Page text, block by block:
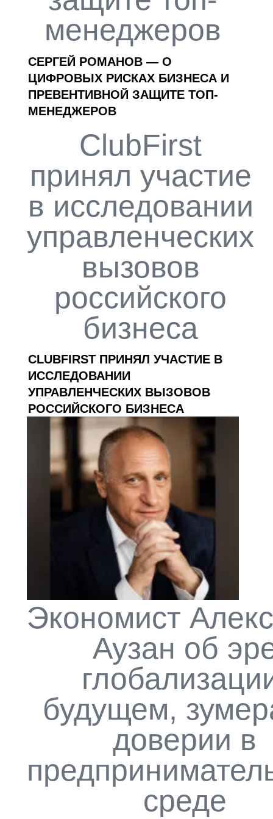
менеджеров
СЕРГЕЙ РОМАНОВ — О
ЦИФРОВЫХ РИСКАХ БИЗНЕСА И
ПРЕВЕНТИВНОЙ ЗАЩИТЕ ТОП-
МЕНЕДЖЕРОВ
ClubFirst
принял участие
в исследовании
управленческих
вызовов
российского
бизнеса
CLUBFIRST ПРИНЯЛ УЧАСТИЕ В
ИССЛЕДОВАНИИ
УПРАВЛЕНЧЕСКИХ ВЫЗОВОВ
РОССИЙСКОГО БИЗНЕСА
Экономист
Аузан об
будущем,
доверии в
среде